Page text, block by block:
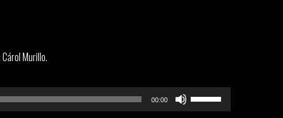
Murillo.
00:00
Utiliza
las